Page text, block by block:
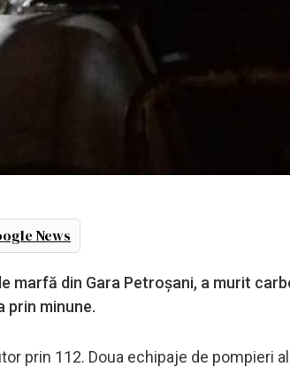
News
marfă din Gara Petroșani, a murit
prin minune.
prin 112. Doua echipaje de pompieri